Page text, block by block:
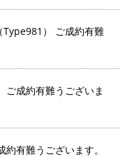
） ご成約有難
成約有難うございま
難うございます。